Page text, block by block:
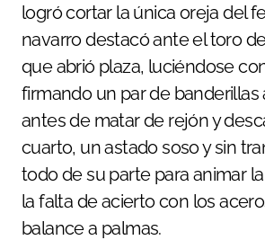
logró cortar la única oreja del
navarro destacó ante el toro
que abrió plaza, luciéndose
firmando un par de banderillas
antes de matar de rejón y
cuarto, un astado soso y sin
todo de su parte para animar
la falta de acierto con los
balance a palmas.